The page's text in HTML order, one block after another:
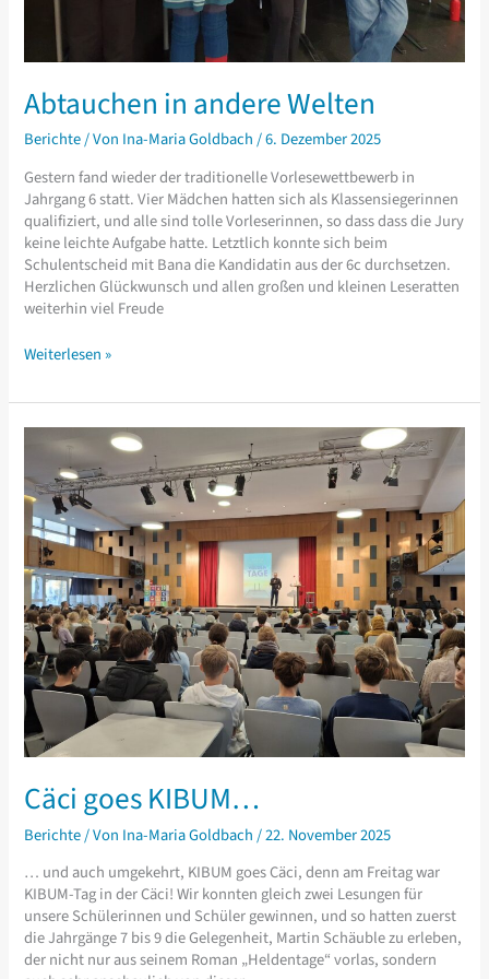
Abtauchen in andere Welten
Berichte/ Von Ina-Maria Goldbach/6. Dezember 2025
Gestern fand wieder der traditionelle Vorlesewettbewerb in
Jahrgang 6 statt. Vier Mädchen hatten sich als Klassensiegerinnen
qualifiziert, und alle sind tolle Vorleserinnen, so dass dass die Jury
keine leichte Aufgabe hatte. Letztlich konnte sich beim
Schulentscheid mit Bana die Kandidatin aus der 6c durchsetzen.
Herzlichen Glückwunsch und allen großen und kleinen Leseratten
weiterhin viel Freude
Abtauchen
andere
Weiterlesen »
Cäci goes KIBUM…
Berichte/ Von Ina-Maria Goldbach/22. November 2025
… und auch umgekehrt, KIBUM goes Cäci, denn am Freitag war
KIBUM-Tag in der Cäci! Wir konnten gleich zwei Lesungen für
unsere Schülerinnen und Schüler gewinnen, und so hatten zuerst
die Jahrgänge 7 bis 9 die Gelegenheit, Martin Schäuble zu erleben,
der nicht nur aus seinem Roman „Heldentage“ vorlas, sondern